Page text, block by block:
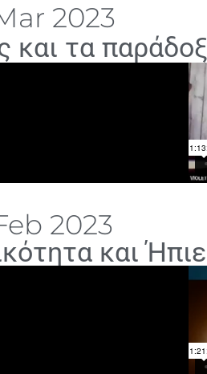
2023
και τα
2023
και